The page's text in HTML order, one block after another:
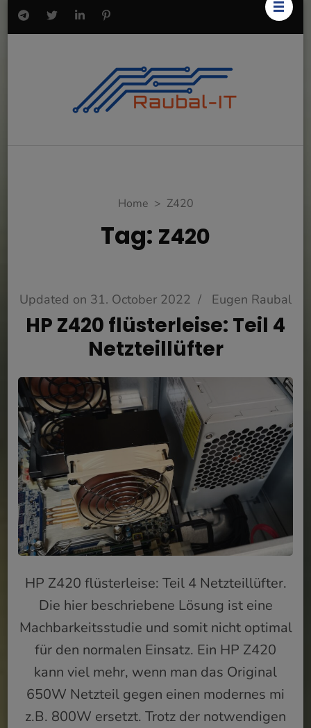
Home > Z420
Tag: Z420
Updated on 31. October 2022 / Eugen Raubal
HP Z420 flüsterleise: Teil 4
Netzteillüfter
HP Z420 flüsterleise: Teil 4 Netzteillüfter.
Die hier beschriebene Lösung ist eine
Machbarkeitsstudie und somit nicht optimal
für den normalen Einsatz. Ein HP Z420
kann viel mehr, wenn man das Original
650W Netzteil gegen einen modernes mi
z.B. 800W ersetzt. Trotz der notwendigen